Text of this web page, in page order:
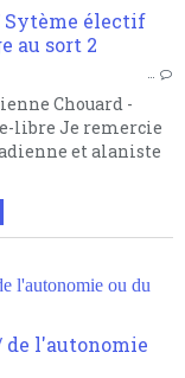
…
Chouard -
libre Je remercie
et alaniste
l'autonomie ou du